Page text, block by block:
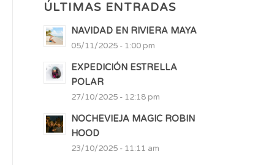
ÚLTIMAS ENTRADAS
NAVIDAD EN RIVIERA MAYA
05/11/2025 - 1:00 pm
EXPEDICIÓN ESTRELLA
POLAR
27/10/2025 - 12:18 pm
NOCHEVIEJA MAGIC ROBIN
HOOD
23/10/2025 - 11:11 am